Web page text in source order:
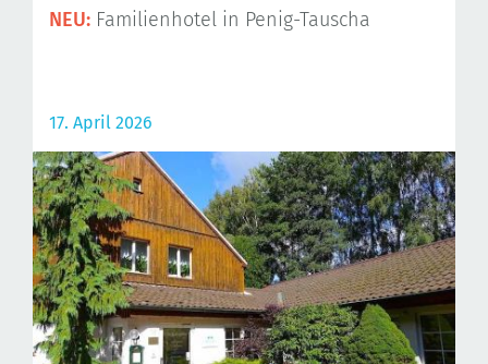
NEU: Familienhotel in Penig-Tauscha
17. April 2026